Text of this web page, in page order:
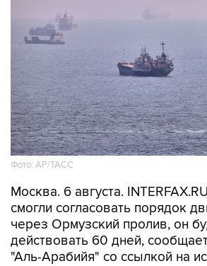
Фото: AP/ТАСС
Москва. 6 августа.
смогли согласовать порядок
через Ормузский пролив, он
действовать 60 дней,
"Аль-Арабийя" со ссылкой на